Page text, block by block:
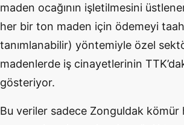
maden ocağının işletilmesini
her bir ton maden için ödemeyi
tanımlanabilir) yöntemiyle özel
madenlerde iş cinayetlerinin
gösteriyor.
Bu veriler sadece Zonguldak